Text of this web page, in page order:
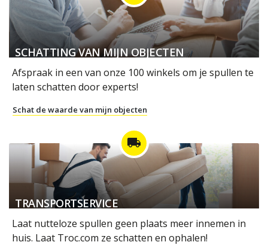
SCHATTING VAN MIJN OBJECTEN
Afspraak in een van onze 100 winkels om je spullen te
laten schatten door experts!
Schat de waarde van mijn objecten
local_shipping
TRANSPORTSERVICE
Laat nutteloze spullen geen plaats meer innemen in
huis. Laat Troc.com ze schatten en ophalen!